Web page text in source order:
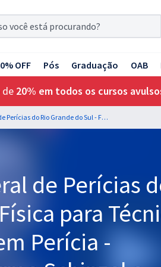
OFF Pós Graduação OAB
de 20% em todos os cursos
IGP RS - Instituto Geral de Perícias do Rio Grande do Sul - Física para Técnico em Perícia Técnico em Perícia - Professores: Guilherme Schinzel e Kitéria Karolina
de Perícias
para
Perícia -